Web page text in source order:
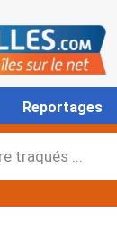
Reportages